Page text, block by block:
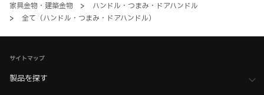
家具金物・建築金物
>
ハンドル・つまみ・ドアハンドル
>
全て（ハンドル・つまみ・ドアハンドル）
サイトマップ
製品を探す